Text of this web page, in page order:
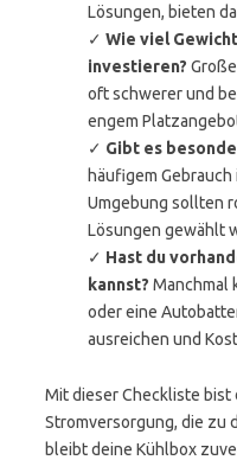
Lösungen, bieten
✓ Wie viel
investieren?
oft schwerer und
engem
✓ Gibt es
häufigem
Umgebung sollten
Lösungen gewählt
✓ Hast du
kannst? Manchmal
oder eine
ausreichen und
Mit dieser Checkliste
Stromversorgung, die zu
bleibt deine Kühlbox